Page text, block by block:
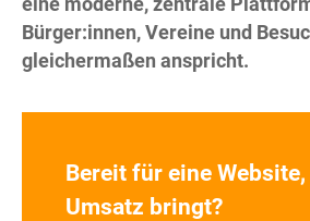
Bürger:innen, Vereine und
gleichermaßen anspricht.
Bereit für eine
Umsatz bringt?